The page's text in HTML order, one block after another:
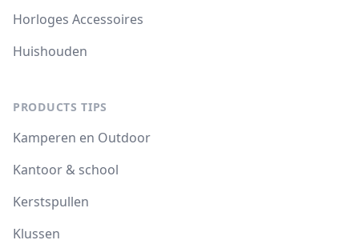
Horloges Accessoires
Huishouden
PRODUCTS TIPS
Kamperen en Outdoor
Kantoor & school
Kerstspullen
Klussen